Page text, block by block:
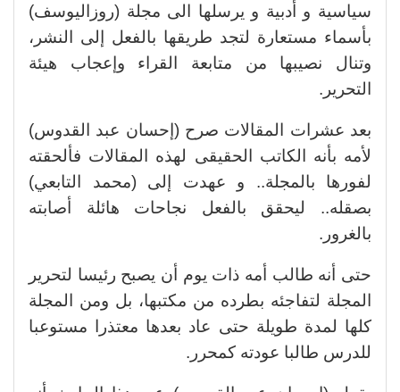
سياسية و أدبية و يرسلها الى مجلة (روزاليوسف)
بأسماء مستعارة لتجد طريقها بالفعل إلى النشر،
وتنال نصيبها من متابعة القراء وإعجاب هيئة
التحرير.
بعد عشرات المقالات صرح (إحسان عبد القدوس)
لأمه بأنه الكاتب الحقيقى لهذه المقالات فألحقته
لفورها بالمجلة.. و عهدت إلى (محمد التابعي)
بصقله.. ليحقق بالفعل نجاحات هائلة أصابته
بالغرور.
حتى أنه طالب أمه ذات يوم أن يصبح رئيسا لتحرير
المجلة لتفاجئه بطرده من مكتبها، بل ومن المجلة
كلها لمدة طويلة حتى عاد بعدها معتذرا مستوعبا
للدرس طالبا عودته كمحرر.